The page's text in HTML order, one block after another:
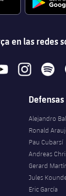
en las redes
instagramspotify
Defensas
Alejandro
Ronald
Pau Cubarsí
Andreas
Gerard
Jules
Eric García